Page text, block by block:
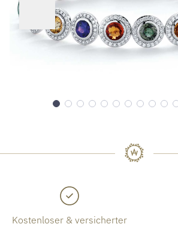
Kostenloser & versicherter